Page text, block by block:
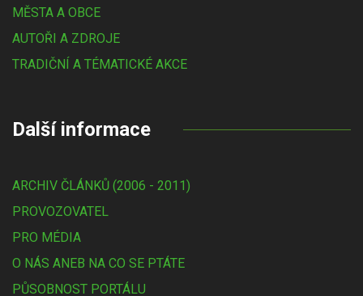
MĚSTA A OBCE
AUTOŘI A ZDROJE
TRADIČNÍ A TÉMATICKÉ AKCE
Další informace
ARCHIV ČLÁNKŮ (2006 - 2011)
PROVOZOVATEL
PRO MÉDIA
O NÁS ANEB NA CO SE PTÁTE
PŮSOBNOST PORTÁLU